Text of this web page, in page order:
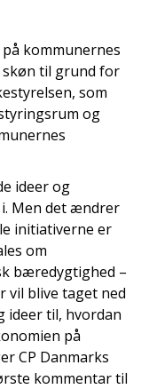
kommunernes
til grund for
som
og
ideer og
Men det ændrer
initiativerne er
om
bæredygtighed –
vil blive taget ned
ideer til, hvordan
på
CP Danmarks
kommentar til